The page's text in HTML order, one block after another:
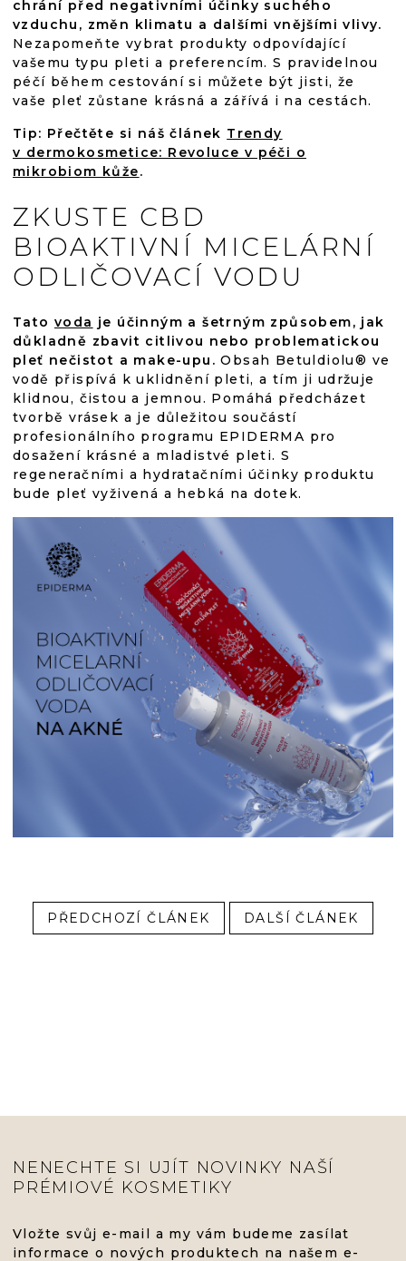
chrání před negativními účinky suchého
vzduchu, změn klimatu a dalšími vnějšími vlivy.
Nezapomeňte vybrat produkty odpovídající
vašemu typu pleti a preferencím. S pravidelnou
péčí během cestování si můžete být jisti, že
vaše pleť zůstane krásná a zářívá i na cestách.
Tip: Přečtěte si náš článek Trendy
v dermokosmetice: Revoluce v péči o
mikrobiom kůže.
ZKUSTE CBD
BIOAKTIVNÍ MICELÁRNÍ
ODLIČOVACÍ VODU
Tato voda je účinným a šetrným způsobem, jak
důkladně zbavit citlivou nebo problematickou
pleť nečistot a make-upu. Obsah Betuldiolu® ve
vodě přispívá k uklidnění pleti, a tím ji udržuje
klidnou, čistou a jemnou. Pomáhá předcházet
tvorbě vrásek a je důležitou součástí
profesionálního programu EPIDERMA pro
dosažení krásné a mladistvé pleti. S
regeneračními a hydratačními účinky produktu
bude pleť vyživená a hebká na dotek.
PŘEDCHOZÍ ČLÁNEK DALŠÍ ČLÁNEK
NENECHTE SI UJÍT NOVINKY NAŠÍ
PRÉMIOVÉ KOSMETIKY
Vložte svůj e-mail a my vám budeme zasílat
informace o nových produktech na našem e-